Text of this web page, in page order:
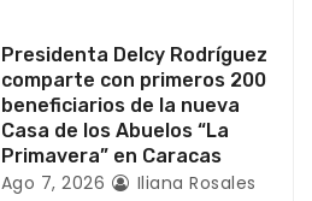
Presidenta Delcy Rodríguez
comparte con primeros 200
beneficiarios de la nueva
Casa de los Abuelos “La
Primavera” en Caracas
Ago 7, 2026 Iliana Rosales